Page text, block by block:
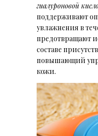
гиалуроновой
поддерживают
увлажнения в
предотвращают
составе
повышающий
кожи.